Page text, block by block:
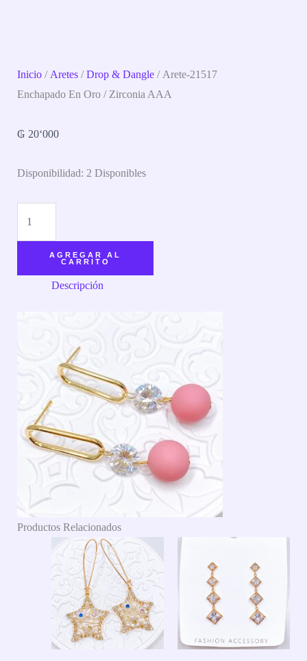
Inicio /Aretes /Drop & Dangle / Arete-21517
Enchapado En Oro / Zirconia AAA
₲ 20‘000
Disponibilidad: 2 Disponibles
AGREGAR AL
CARRITO
Descripción
Productos Relacionados